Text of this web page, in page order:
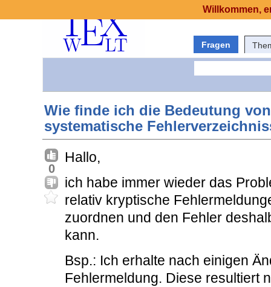
Fragen
Wie finde ich die Bedeutung
systematische
0
Hallo,
ich habe immer wieder das
relativ kryptische
zuordnen und den Fehler
kann.
Bsp.: Ich erhalte nach einigen
Fehlermeldung. Diese resultiert
Willkommen,